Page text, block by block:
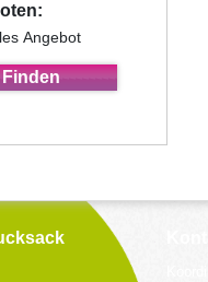
Angebot